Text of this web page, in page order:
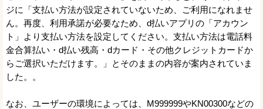
ジに「支払い方法が設定されていないため、ご利用になれませ
ん。再度、利用承諾が必要なため、d払いアプリの「アカウン
ト」より支払い方法を設定してください。支払い方法は電話料
金合算払い・d払い残高・dカード・その他クレジットカードか
らご選択いただけます。」とそのままの内容が案内されていま
した。。
なお、ユーザーの環境によっては、M999999やKN00300などの